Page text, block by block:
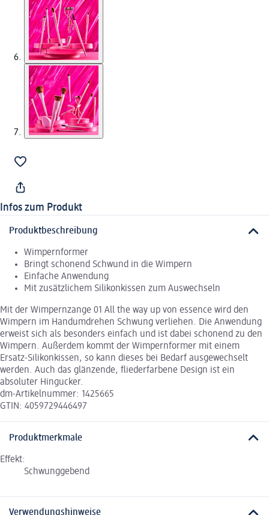
Infos zum Produkt
Produktbeschreibung
Wimpernformer
Bringt schonend Schwund in die Wimpern
Einfache Anwendung
Mit zusätzlichem Silikonkissen zum Auswechseln
Mit der Wimpernzange 01 All the way up von essence wird den
Wimpern im Handumdrehen Schwung verliehen. Die Anwendung
erweist sich als besonders einfach und ist dabei schonend zu den
Wimpern. Außerdem kommt der Wimpernformer mit einem
Ersatz-Silikonkissen, so kann dieses bei Bedarf ausgewechselt
werden. Auch das glänzende, fliederfarbene Design ist ein
absoluter Hingucker.
dm-Artikelnummer: 1425665
GTIN: 4059729446497
Produktmerkmale
Effekt:
Schwunggebend
Verwendungshinweise